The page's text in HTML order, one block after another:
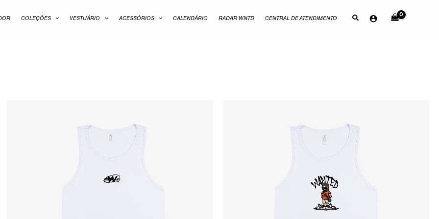
COLEÇÕES VESTUÁRIO ACESSÓRIOS CALENDÁRIO RADAR WNTD CENTRAL DE ATENDIMENTO